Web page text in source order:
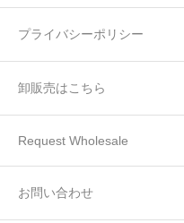
プライバシーポリシー
卸販売はこちら
Request Wholesale
お問い合わせ